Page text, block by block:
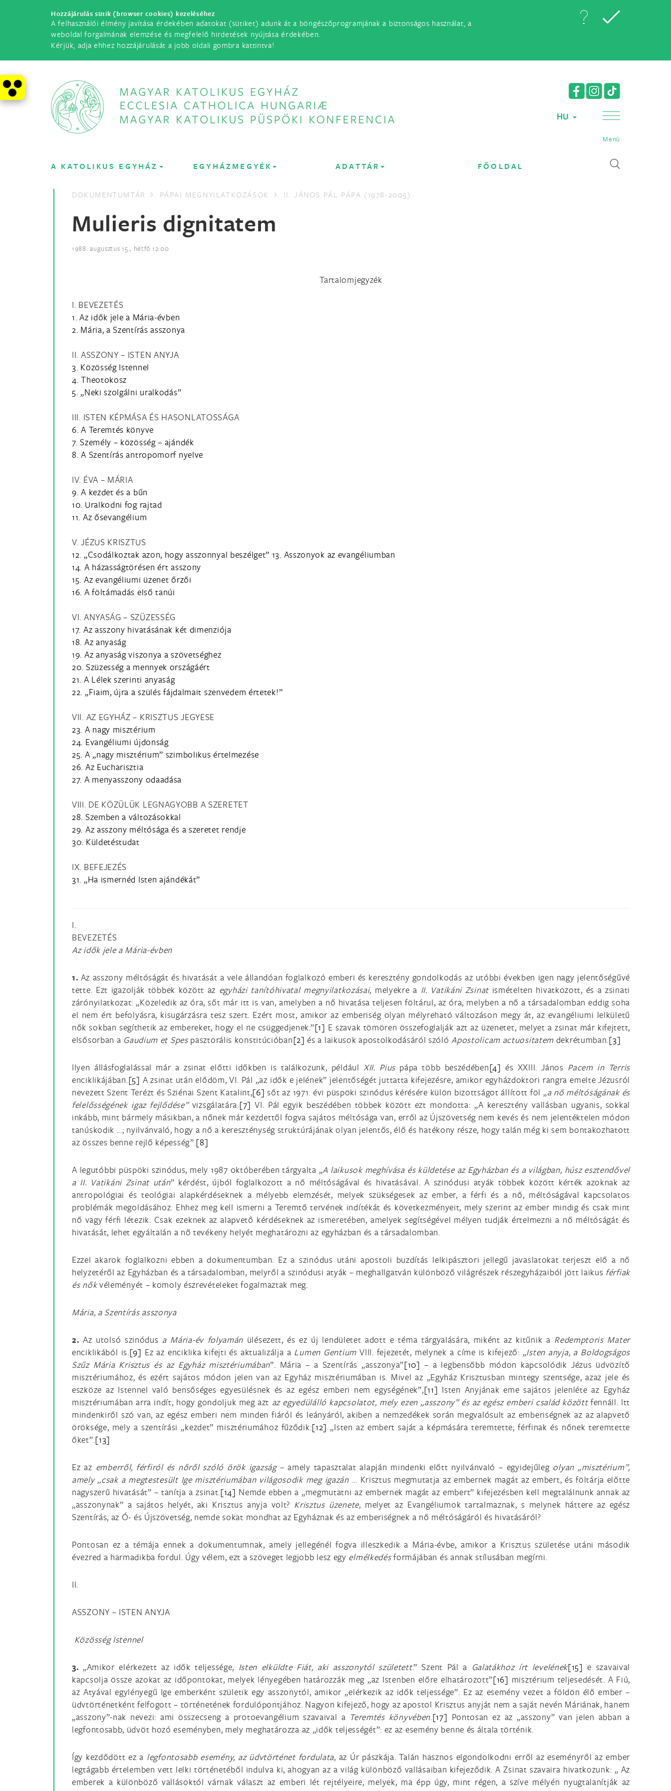
Hozzájárulás sütik (browser cookies) kezeléséhez
A felhasználói élmény javítása érdekében adatokat (sütiket) adunk át a böngészőprogramjának a biztonságos használat, a
weboldal forgalmának elemzése és megfelelő hirdetések nyújtása érdekében.
Kérjük, adja ehhez hozzájárulását a jobb oldali gombra kattintva!
HU
Menü
A KATOLIKUS EGYHÁZ EGYHÁZMEGYÉK ADATTÁR FŐOLDAL
DOKUMENTUMTÁR PÁPAI MEGNYILATKOZÁSOK II. JÁNOS PÁL PÁPA (1978-2005)
Mulieris dignitatem
1988. augusztus 15., hétfő 12:00
Tartalomjegyzék
I. BEVEZETÉS
1. Az idők jele a Mária-évben
2. Mária, a Szentírás asszonya
II. ASSZONY – ISTEN ANYJA
3. Közösség Istennel
4. Theotokosz
5. „Neki szolgálni uralkodás”
III. ISTEN KÉPMÁSA ÉS HASONLATOSSÁGA
6. A Teremtés könyve
7. Személy – közösség – ajándék
8. A Szentírás antropomorf nyelve
IV. ÉVA – MÁRIA
9. A kezdet és a bűn
10. Uralkodni fog rajtad
11. Az ősevangélium
V. JÉZUS KRISZTUS
12. „Csodálkoztak azon, hogy asszonnyal beszélget” 13. Asszonyok az evangéliumban
14. A házasságtörésen ért asszony
15. Az evangéliumi üzenet őrzői
16. A föltámadás első tanúi
VI. ANYASÁG – SZÜZESSÉG
17. Az asszony hivatásának két dimenziója
18. Az anyaság
19. Az anyaság viszonya a szövetséghez
20. Szüzesség a mennyek országáért
21. A Lélek szerinti anyaság
22. „Fiaim, újra a szülés fájdalmait szenvedem értetek!”
VII. AZ EGYHÁZ – KRISZTUS JEGYESE
23. A nagy misztérium
24. Evangéliumi újdonság
25. A „nagy misztérium” szimbolikus értelmezése
26. Az Eucharisztia
27. A menyasszony odaadása
VIII. DE KÖZÜLÜK LEGNAGYOBB A SZERETET
28. Szemben a változásokkal
29. Az asszony méltósága és a szeretet rendje
30. Küldetéstudat
IX. BEFEJEZÉS
31. „Ha ismernéd Isten ajándékát”
I.
BEVEZETÉS
Az idők jele a Mária-évben
1. Az asszony méltóságát és hivatását a vele állandóan foglalkozó emberi és keresztény gondolkodás az utóbbi években igen nagy jelentőségűvé
tette. Ezt igazolják többek között az egyházi tanítóhivatal megnyilatkozásai, melyekre a II. Vatikáni Zsinatismételten hivatkozott, és a zsinati
zárónyilatkozat: „Közeledik az óra, sőt már itt is van, amelyben a nő hivatása teljesen föltárul, az óra, melyben a nő a társadalomban eddig soha
el nem ért befolyásra, kisugárzásra tesz szert. Ezért most, amikor az emberiség olyan mélyreható változáson megy át, az evangéliumi lelkületű
nők sokban segíthetik az embereket, hogy el ne csüggedjenek.”[1] E szavak tömören összefoglalják azt az üzenetet, melyet a zsinat már kifejtett,
elsősorban a Gaudium et Spespasztorális konstitúcióban[2] és a laikusok apostolkodásáról szólóApostolicam actuositatem dekrétumban.[3]
Ilyen állásfoglalással már a zsinat előtti időkben is találkozunk, például XII. Piuspápa több beszédében[4] és XXIII. János Pacem in Terris
enciklikájában.[5] A zsinat után elődöm, VI. Pál „az idők e jelének” jelentőségét juttatta kifejezésre, amikor egyházdoktori rangra emelte Jézusról
nevezett Szent Terézt és Sziénai Szent Katalint,[6] sőt az 1971. évi püspöki szinódus kérésére külön bizottságot állított föl „a nő méltóságának és
felelősségének igaz fejlődése” vizsgálatára.[7] VI. Pál egyik beszédében többek között ezt mondotta: „A keresztény vallásban ugyanis, sokkal
inkább, mint bármely másikban, a nőnek már kezdettől fogva sajátos méltósága van, erről az Újszövetség nem kevés és nem jelentéktelen módon
tanúskodik ...; nyilvánvaló, hogy a nő a kereszténység struktúrájának olyan jelentős, élő és hatékony része, hogy talán még ki sem bontakozhatott
az összes benne rejlő képesség”.[8]
A legutóbbi püspöki szinódus, mely 1987 októberében tárgyalta „A laikusok meghívása és küldetése az Egyházban és a világban, húsz esztendővel
a II. Vatikáni Zsinat után” kérdést, újból foglalkozott a nő méltóságával és hivatásával. A szinódusi atyák többek között kérték azoknak az
antropológiai és teológiai alapkérdéseknek a mélyebb elemzését, melyek szükségesek az ember, a férfi és a nő, méltóságával kapcsolatos
problémák megoldásához. Ehhez meg kell ismerni a Teremtő tervének indítékát és következményeit, mely szerint az ember mindig és csak mint
nő vagy férfi létezik. Csak ezeknek az alapvető kérdéseknek az ismeretében, amelyek segítségével mélyen tudják értelmezni a nő méltóságát és
hivatását, lehet egyáltalán a nő tevékeny helyét meghatározni az egyházban és a társadalomban.
Ezzel akarok foglalkozni ebben a dokumentumban. Ez a szinódus utáni apostoli buzdítás lelkipásztori jellegű javaslatokat terjeszt elő a nő
helyzetéről az Egyházban és a társadalomban, melyről a szinódusi atyák – meghallgatván különböző világrészek részegyházaiból jött laikus férfiak
és nőkvéleményét – komoly észrevételeket fogalmaztak meg.
Mária, a Szentírás asszonya
2. Az utolsó szinódus a Mária-év folyamán ülésezett, és ez új lendületet adott e téma tárgyalására, miként az kitűnik a Redemptoris Mater
enciklikából is.[9] Ez az enciklika kifejti és aktualizálja a Lumen GentiumVIII. fejezetét, melynek a címe is kifejező: „Isten anyja, a Boldogságos
Szűz Mária Krisztus és az Egyház misztériumában”. Mária – a Szentírás „asszonya”[10] – a legbensőbb módon kapcsolódik Jézus üdvözítő
misztériumához, és ezért sajátos módon jelen van az Egyház misztériumában is. Mivel az „Egyház Krisztusban mintegy szentsége, azaz jele és
eszköze az Istennel való bensőséges egyesülésnek és az egész emberi nem egységének”,[11] Isten Anyjának eme sajátos jelenléte az Egyház
misztériumában arra indít, hogy gondoljuk meg azt az egyedülálló kapcsolatot, mely ezen „asszony” és az egész emberi család közöttfennáll. Itt
mindenkiről szó van, az egész emberi nem minden fiáról és leányáról, akiben a nemzedékek során megvalósult az emberiségnek az az alapvető
öröksége, mely a szentírási „kezdet” misztériumához fűződik:[12] „Isten az embert saját a képmására teremtette; férfinak és nőnek teremtette
őket”.[13]
Ez az emberről, férfiról és nőről szóló örök igazság– amely tapasztalat alapján mindenki előtt nyilvánvaló – egyidejűleg olyan „misztérium”,
amely „csak a megtestesült Ige misztériumában világosodik meg igazán... Krisztus megmutatja az embernek magát az embert, és föltárja előtte
nagyszerű hivatását” – tanítja a zsinat.[14] Nemde ebben a „megmutatni az embernek magát az embert” kifejezésben kell megtalálnunk annak az
„asszonynak” a sajátos helyét, aki Krisztus anyja volt? Krisztus üzenete, melyet az Evangéliumok tartalmaznak, s melynek háttere az egész
Szentírás, az Ó- és Újszövetség, nemde sokat mondhat az Egyháznak és az emberiségnek a nő méltóságáról és hivatásáról?
Pontosan ez a témája ennek a dokumentumnak, amely jellegénél fogva illeszkedik a Mária-évbe, amikor a Krisztus születése utáni második
évezred a harmadikba fordul. Úgy vélem, ezt a szöveget legjobb lesz egy elmélkedésformájában és annak stílusában megírni.
II.
ASSZONY – ISTEN ANYJA
Közösség Istennel
3. „Amikor elérkezett az idők teljessége, Isten elküldte Fiát, aki asszonytól született.” Szent Pál a Galatákhoz írt levelének[15] e szavaival
kapcsolja össze azokat az időpontokat, melyek lényegében határozzák meg „az Istenben előre elhatározott”[16] misztérium teljesedését. A Fiú,
az Atyával egylényegű Ige emberként születik egy asszonytól, amikor „elérkezik az idők teljessége”. Ez az esemény vezet a földön élő ember –
üdvtörténetként felfogott – történetének fordulópontjához. Nagyon kifejező, hogy az apostol Krisztus anyját nem a saját nevén Máriának, hanem
„asszony”-nak nevezi: ami összecseng a protoevangélium szavaival a Teremtés könyvében.[17] Pontosan ez az „asszony” van jelen abban a
legfontosabb, üdvöt hozó eseményben, mely meghatározza az „idők teljességét”: ez az esemény benne és általa történik.
Így kezdődött ez a legfontosabb esemény, az üdvtörténet fordulata, az Úr pászkája. Talán hasznos elgondolkodni erről az eseményről az ember
legtágabb értelemben vett lelki történetéből indulva ki, ahogyan az a világ különböző vallásaiban kifejeződik. A Zsinat szavaira hivatkozunk: „ Az
emberek a különböző vallásoktól várnak választ az emberi lét rejtélyeire, melyek, ma épp úgy, mint régen, a szíve mélyén nyugtalanítják az